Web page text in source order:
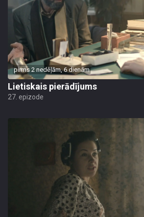
pirms 2 nedēļām, 6 dienām
Lietiskais pierādījums
27. epizode